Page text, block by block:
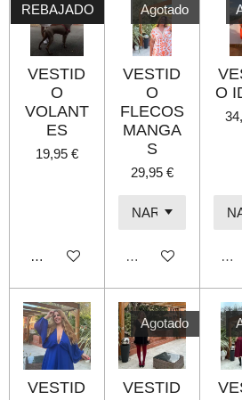
REBAJADO
VESTID
O
VOLANT
ES
19,95 €
Añadir al carrito
Agotado
VESTID
O
FLECOS
MANGA
S
29,95 €
Agotado
O
VESTID
Agotado
VESTID